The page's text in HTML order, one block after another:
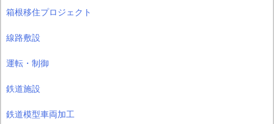
箱根移住プロジェクト
線路敷設
運転・制御
鉄道施設
鉄道模型車両加工